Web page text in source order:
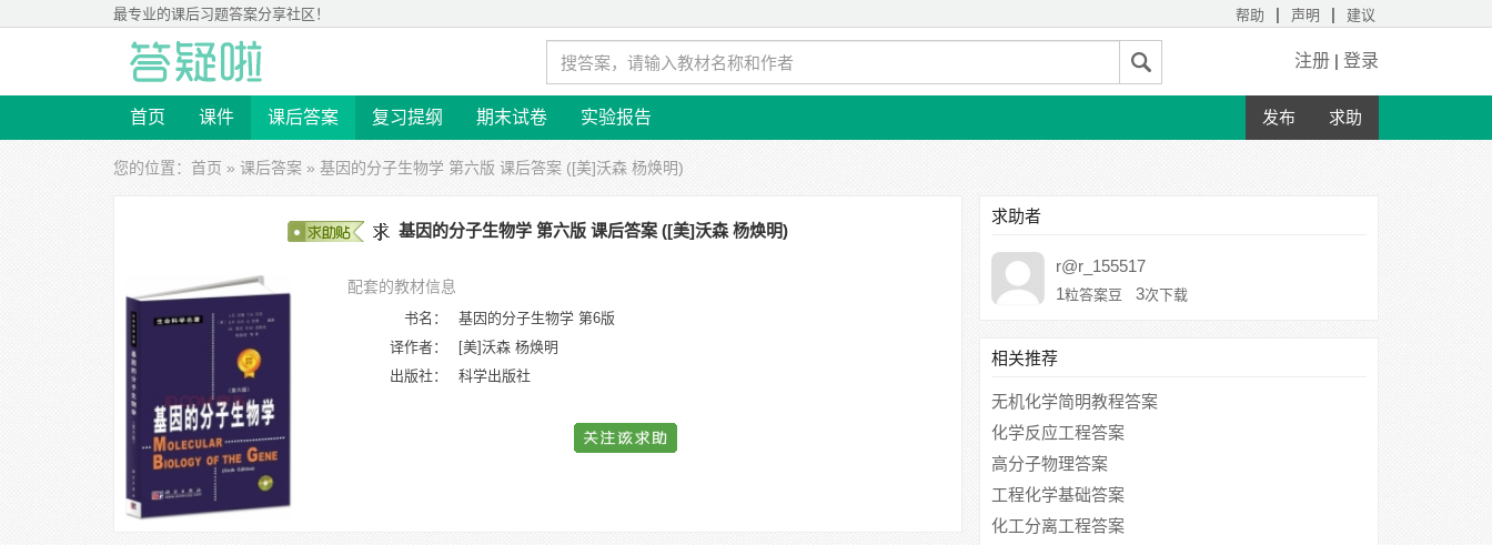
最专业的课后习题答案分享社区！ 帮助 | 声明 | 建议
注册 | 登录
首页 课件 课后答案 复习提纲 期末试卷 实验报告 发布 求助
您的位置： 首页 » 课后答案 » 基因的分子生物学 第六版 课后答案 ([美]沃森 杨焕明)
基因的分子生物学 第六版 课后答案 ([美]沃森 杨焕明)
配套的教材信息
书名：
基因的分子生物学 第6版
译作者：
[美]沃森 杨焕明
出版社：
科学出版社
求助者
r@r_155517
1粒答案豆 3次下载
相关推荐
无机化学简明教程答案
化学反应工程答案
高分子物理答案
工程化学基础答案
化工分离工程答案